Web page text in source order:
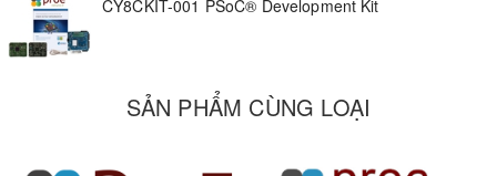
Kit Contents:
PSoC Development Board
PSoC 3 CY8C38 Family Processor Module
PSoC 5 CY8C58LP Family Processor Module
CY8CKIT-001 PSoC® Development Kit
SẢN PHẨM CÙNG LOẠI